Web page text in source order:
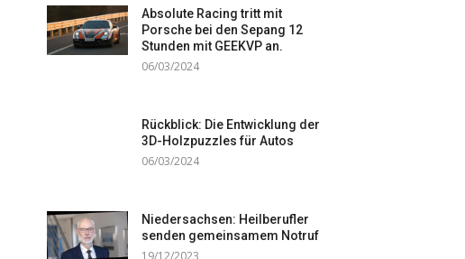
Absolute Racing tritt mit
Porsche bei den Sepang 12
Stunden mit GEEKVP an.
06/03/2024
Rückblick: Die Entwicklung der
3D-Holzpuzzles für Autos
06/03/2024
Niedersachsen: Heilberufler
senden gemeinsamem Notruf
19/12/2023